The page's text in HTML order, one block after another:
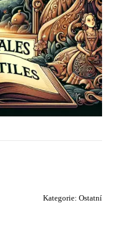
Kategorie: Ostatní